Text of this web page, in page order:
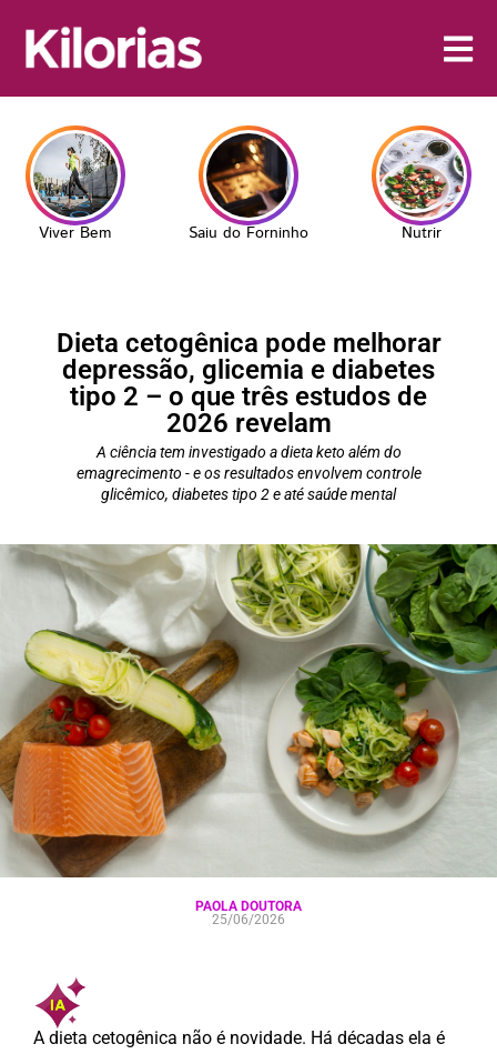
Viver Bem Saiu do Forninho Nutrir
Dieta cetogênica pode melhorar
depressão, glicemia e diabetes
tipo 2 – o que três estudos de
2026 revelam
A ciência tem investigado a dieta keto além do
emagrecimento - e os resultados envolvem controle
glicêmico, diabetes tipo 2 e até saúde mental
PAOLA DOUTORA
25/06/2026
A dieta cetogênica não é novidade. Há décadas ela é